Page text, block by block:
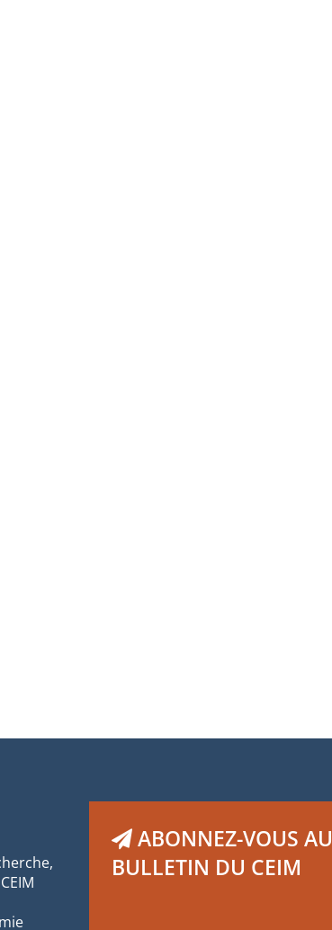
ABONNEZ-VOUS AU
BULLETIN DU CEIM